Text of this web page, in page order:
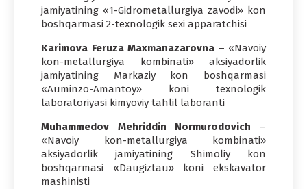
jamiyatining «1-Gidrometallurgiya zavodi» kon
boshqarmasi 2-texnologik sexi apparatchisi
Karimova Feruza Maxmanazarovna – «Navoiy
kon-metallurgiya kombinati» aksiyadorlik
jamiyatining Markaziy kon boshqarmasi
«Auminzo-Amantoy» koni texnologik
laboratoriyasi kimyoviy tahlil laboranti
Muhammedov Mehriddin Normurodovich –
«Navoiy kon-metallurgiya kombinati»
aksiyadorlik jamiyatining Shimoliy kon
boshqarmasi «Daugiztau» koni ekskavator
mashinisti